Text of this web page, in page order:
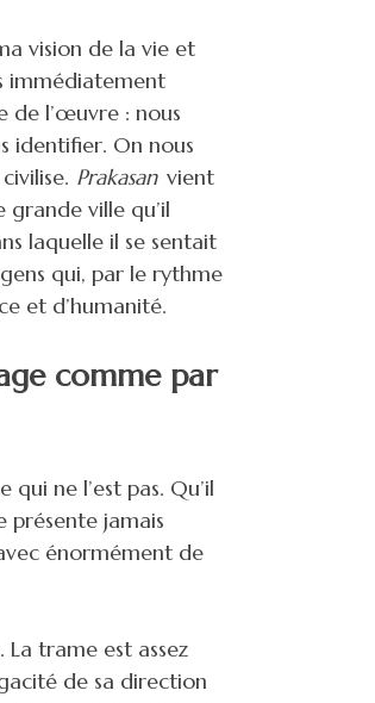
vision de la vie et
immédiatement
de l’œuvre : nous
identifier. On nous
Prakasan vient
ville qu’il
laquelle il se sentait
qui, par le rythme
et d’humanité.
comme par
ne l’est pas. Qu’il
présente jamais
énormément de
trame est assez
de sa direction